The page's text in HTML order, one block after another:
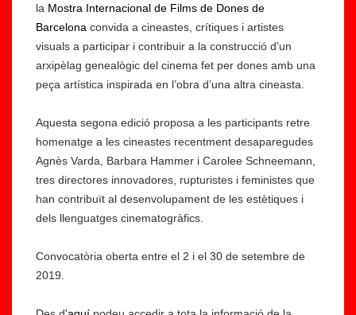
la Mostra Internacional de Films de Dones de
Barcelona convida a cineastes, crítiques i artistes
visuals a participar i contribuir a la construcció d’un
arxipèlag genealògic del cinema fet per dones amb una
peça artística inspirada en l’obra d’una altra cineasta.
Aquesta segona edició proposa a les participants retre
homenatge a les cineastes recentment desaparegudes
Agnès Varda, Barbara Hammer i Carolee Schneemann,
tres directores innovadores, rupturistes i feministes que
han contribuït al desenvolupament de les estètiques i
dels llenguatges cinematogràfics.
Convocatòria oberta entre el 2 i el 30 de setembre de
2019.